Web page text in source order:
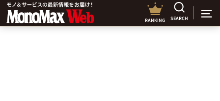
RANKING SEARCH